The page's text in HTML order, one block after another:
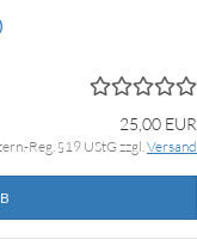
25,00 EUR
Reg. §19 UStG zzgl.Versand